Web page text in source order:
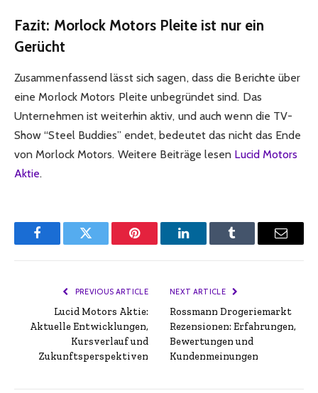
Fazit: Morlock Motors Pleite ist nur ein
Gerücht
Zusammenfassend lässt sich sagen, dass die Berichte über
eine Morlock Motors Pleite unbegründet sind. Das
Unternehmen ist weiterhin aktiv, und auch wenn die TV-
Show “Steel Buddies” endet, bedeutet das nicht das Ende
von Morlock Motors. Weitere Beiträge lesen Lucid Motors
Aktie.
FacebookTwitter Pinterest LinkedInTumblr Email
PREVIOUS ARTICLE
Lucid Motors Aktie:
Aktuelle Entwicklungen,
Kursverlauf und
Zukunftsperspektiven
NEXT ARTICLE
Rossmann Drogeriemarkt
Rezensionen: Erfahrungen,
Bewertungen und
Kundenmeinungen